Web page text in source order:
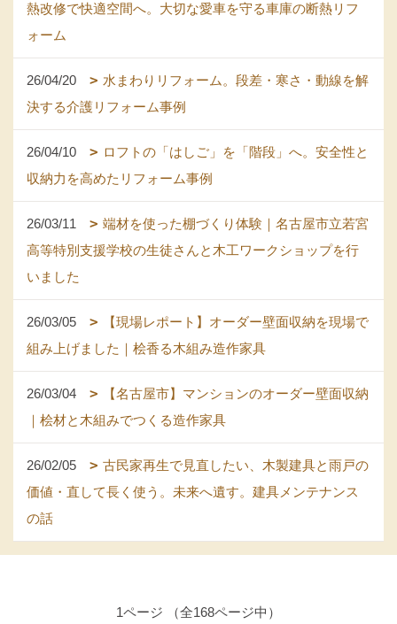
熱改修で快適空間へ。大切な愛車を守る車庫の断熱リフ
ォーム
26/04/20
水まわりリフォーム。段差・寒さ・動線を解
決する介護リフォーム事例
26/04/10
ロフトの「はしご」を「階段」へ。安全性と
収納力を高めたリフォーム事例
26/03/11
端材を使った棚づくり体験｜名古屋市立若宮
高等特別支援学校の生徒さんと木工ワークショップを行
いました
26/03/05
【現場レポート】オーダー壁面収納を現場で
組み上げました｜桧香る木組み造作家具
26/03/04
【名古屋市】マンションのオーダー壁面収納
｜桧材と木組みでつくる造作家具
26/02/05
古民家再生で見直したい、木製建具と雨戸の
価値・直して長く使う。未来へ遺す。建具メンテナンス
の話
1ページ （全168ページ中）